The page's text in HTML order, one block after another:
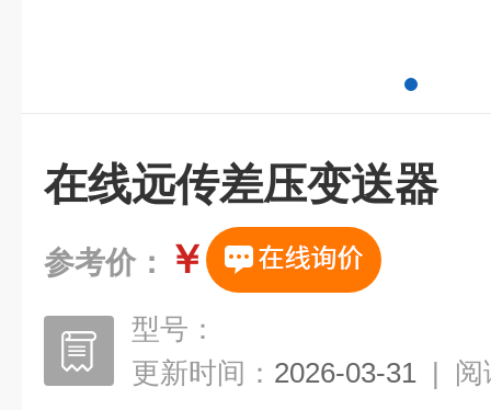
在线远传差压变送器
参考价： ￥
型号：
更新时间： 2026-03-31 | 阅